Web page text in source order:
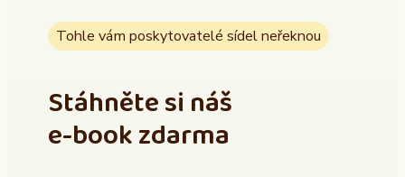
Tohle vám poskytovatelé sídel neřeknou
Stáhněte si náš
e-book zdarma